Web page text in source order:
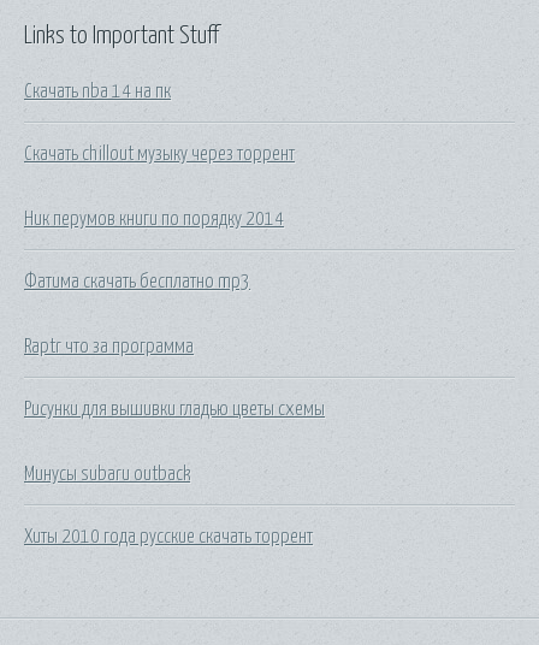
Links to Important Stuff
Скачать nba 14 на пк
Скачать chillout музыку через торрент
Ник перумов книги по порядку 2014
Фатима скачать бесплатно mp3
Raptr что за программа
Рисунки для вышивки гладью цветы схемы
Минусы subaru outback
Хиты 2010 года русские скачать торрент